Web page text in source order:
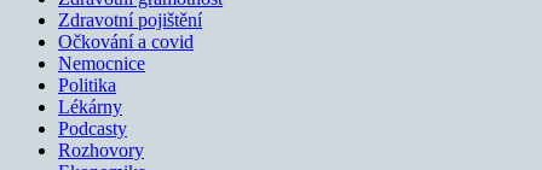
Zdravotní pojištění
Očkování a covid
Nemocnice
Politika
Lékárny
Podcasty
Rozhovory